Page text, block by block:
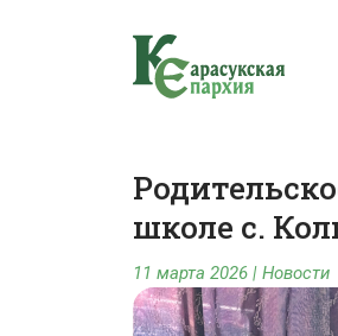
школе с.
11 марта 2026 | Новости